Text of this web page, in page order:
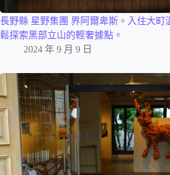
長野縣 星野集團 界阿爾卑斯。入住大町
鬆探索黑部立山的輕奢據點。
2024 年 9 月 9 日